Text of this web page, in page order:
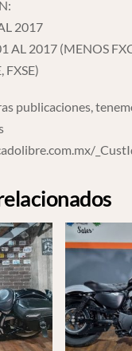
2017
AL 2017 (MENOS
FXSE)
publicaciones,